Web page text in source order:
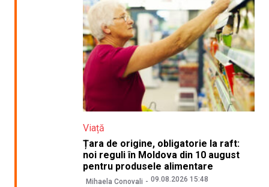
Viață
Țara de origine, obligatorie la raft:
noi reguli în Moldova din 10 august
pentru produsele alimentare
Mihaela Conovali 09.08.2026 15:48